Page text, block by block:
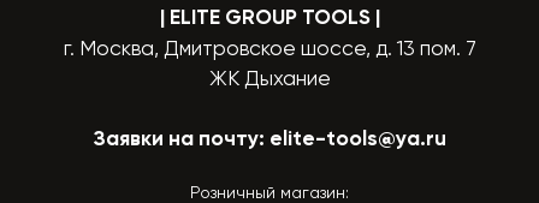
| ELITE GROUP TOOLS |
г. Москва, Дмитровское шоссе, д. 13 пом. 7
ЖК Дыхание
Заявки на почту: elite-tools@ya.ru
Розничный магазин: